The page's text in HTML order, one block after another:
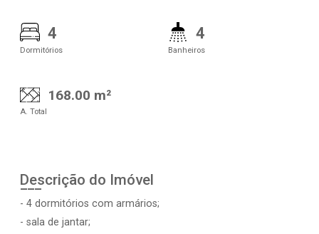
4
Dormitórios
4
Banheiros
168.00 m²
A. Total
Descrição do Imóvel
- 4 dormitórios com armários;
- sala de jantar;